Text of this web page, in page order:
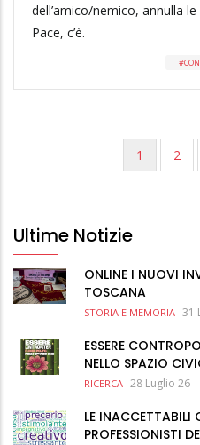
dell’amico/nemico, annulla
Pace, c’è.
PAGINA
ATTUALE
1 2
Ultime Notizie
ONLINE I NUOVI
TOSCANA
STORIA E MEMORIA 31
ESSERE
NELLO SPAZIO
RICERCA 28 Luglio 26
LE INACCETTABILI
PROFESSIONISTI